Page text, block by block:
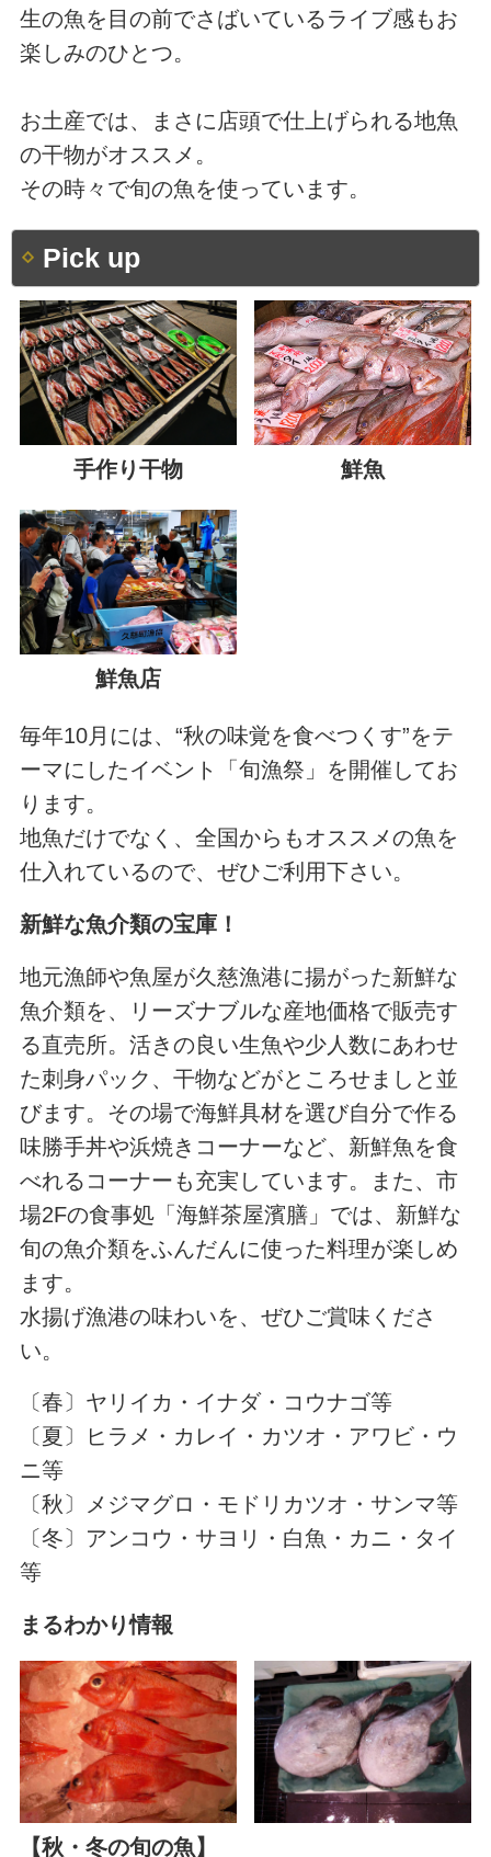
生の魚を目の前でさばいているライブ感もお
楽しみのひとつ。
お土産では、まさに店頭で仕上げられる地魚
の干物がオススメ。
その時々で旬の魚を使っています。
Pick up
手作り干物 鮮魚
鮮魚店
毎年10月には、“秋の味覚を食べつくす”をテ
ーマにしたイベント「旬漁祭」を開催してお
ります。
地魚だけでなく、全国からもオススメの魚を
仕入れているので、ぜひご利用下さい。
新鮮な魚介類の宝庫！
地元漁師や魚屋が久慈漁港に揚がった新鮮な
魚介類を、リーズナブルな産地価格で販売す
る直売所。活きの良い生魚や少人数にあわせ
た刺身パック、干物などがところせましと並
びます。その場で海鮮具材を選び自分で作る
味勝手丼や浜焼きコーナーなど、新鮮魚を食
べれるコーナーも充実しています。また、市
場2Fの食事処「海鮮茶屋濱膳」では、新鮮な
旬の魚介類をふんだんに使った料理が楽しめ
ます。
水揚げ漁港の味わいを、ぜひご賞味くださ
い。
〔春〕ヤリイカ・イナダ・コウナゴ等
〔夏〕ヒラメ・カレイ・カツオ・アワビ・ウ
ニ等
〔秋〕メジマグロ・モドリカツオ・サンマ等
〔冬〕アンコウ・サヨリ・白魚・カニ・タイ
等
まるわかり情報
【秋・冬の旬の魚】